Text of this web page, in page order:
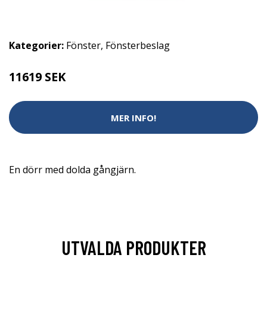
Kategorier: Fönster, Fönsterbeslag
11619 SEK
MER INFO!
En dörr med dolda gångjärn.
UTVALDA PRODUKTER